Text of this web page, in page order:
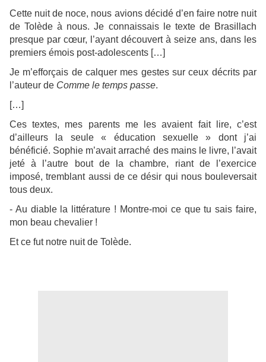
Cette nuit de noce, nous avions décidé d’en faire notre nuit
de Tolède à nous. Je connaissais le texte de Brasillach
presque par cœur, l’ayant découvert à seize ans, dans les
premiers émois post-adolescents […]
Je m’efforçais de calquer mes gestes sur ceux décrits par
l’auteur de Comme le temps passe.
[…]
Ces textes, mes parents me les avaient fait lire, c’est
d’ailleurs la seule « éducation sexuelle » dont j’ai
bénéficié. Sophie m’avait arraché des mains le livre, l’avait
jeté à l’autre bout de la chambre, riant de l’exercice
imposé, tremblant aussi de ce désir qui nous bouleversait
tous deux.
- Au diable la littérature ! Montre-moi ce que tu sais faire,
mon beau chevalier !
Et ce fut notre nuit de Tolède.